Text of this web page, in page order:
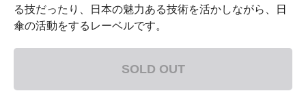
る技だったり、日本の魅力ある技術を活かしながら、日
傘の活動をするレーベルです。
SOLD OUT